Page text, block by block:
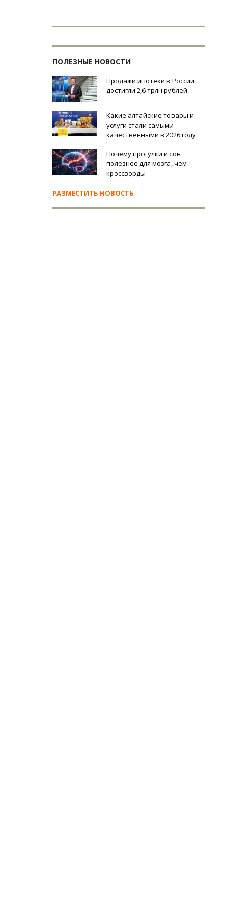
ПОЛЕЗНЫЕ НОВОСТИ
Продажи ипотеки в России
достигли 2,6 трлн рублей
Какие алтайские товары и
услуги стали самыми
качественными в 2026 году
Почему прогулки и сон
полезнее для мозга, чем
кроссворды
РАЗМЕСТИТЬ НОВОСТЬ